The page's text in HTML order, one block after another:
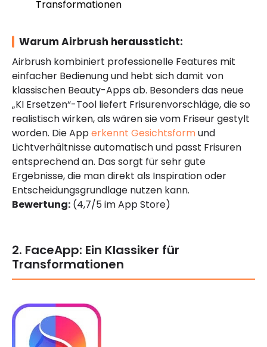
Transformationen
Warum Airbrush heraussticht:
Airbrush kombiniert professionelle Features mit
einfacher Bedienung und hebt sich damit von
klassischen Beauty-Apps ab. Besonders das neue
„KI Ersetzen“-Tool liefert Frisurenvorschläge, die so
realistisch wirken, als wären sie vom Friseur gestylt
worden. Die Apperkennt Gesichtsformund
Lichtverhältnisse automatisch und passt Frisuren
entsprechend an. Das sorgt für sehr gute
Ergebnisse, die man direkt als Inspiration oder
Entscheidungsgrundlage nutzen kann.
Bewertung: (4,7/5 im App Store)
2. FaceApp: Ein Klassiker für
Transformationen